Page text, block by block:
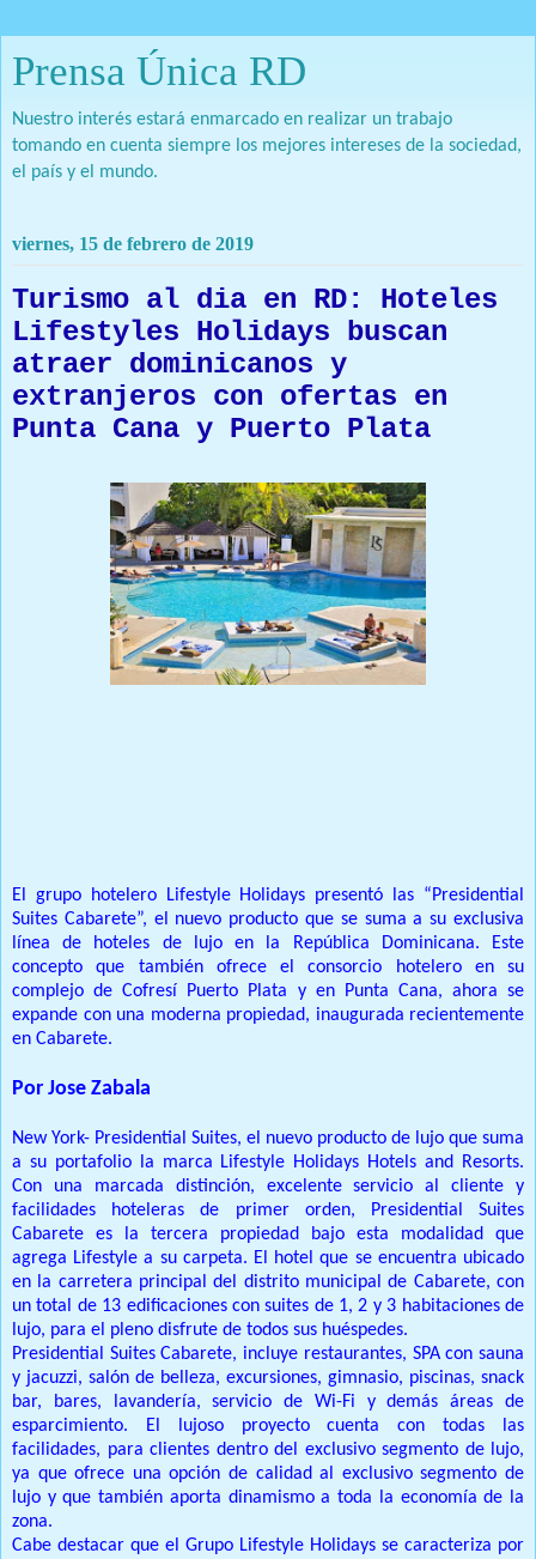
Prensa Única RD
Nuestro interés estará enmarcado en realizar un trabajo
tomando en cuenta siempre los mejores intereses de la sociedad,
el país y el mundo.
viernes, 15 de febrero de 2019
Turismo al dia en RD: Hoteles
Lifestyles Holidays buscan
atraer dominicanos y
extranjeros con ofertas en
Punta Cana y Puerto Plata
El grupo hotelero Lifestyle Holidays presentó las “Presidential
Suites Cabarete”, el nuevo producto que se suma a su exclusiva
línea de hoteles de lujo en la República Dominicana. Este
concepto que también ofrece el consorcio hotelero en su
complejo de Cofresí Puerto Plata y en Punta Cana, ahora se
expande con una moderna propiedad, inaugurada recientemente
en Cabarete.
Por Jose Zabala
New York- Presidential Suites, el nuevo producto de lujo que suma
a su portafolio la marca Lifestyle Holidays Hotels and Resorts.
Con una marcada distinción, excelente servicio al cliente y
facilidades hoteleras de primer orden, Presidential Suites
Cabarete es la tercera propiedad bajo esta modalidad que
agrega Lifestyle a su carpeta. El hotel que se encuentra ubicado
en la carretera principal del distrito municipal de Cabarete, con
un total de 13 edificaciones con suites de 1, 2 y 3 habitaciones de
lujo, para el pleno disfrute de todos sus huéspedes.
Presidential Suites Cabarete, incluye restaurantes, SPA con sauna
y jacuzzi, salón de belleza, excursiones, gimnasio, piscinas, snack
bar, bares, lavandería, servicio de Wi-Fi y demás áreas de
esparcimiento. El lujoso proyecto cuenta con todas las
facilidades, para clientes dentro del exclusivo segmento de lujo,
ya que ofrece una opción de calidad al exclusivo segmento de
lujo y que también aporta dinamismo a toda la economía de la
zona.
Cabe destacar que el Grupo Lifestyle Holidays se caracteriza por